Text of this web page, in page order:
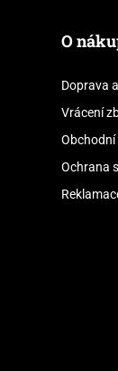
O
Doprava
Vrácení
Ochrana